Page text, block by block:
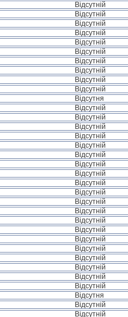
Відсутній
Відсутній
Відсутній
Відсутній
Відсутній
Відсутній
Відсутній
Відсутній
Відсутній
Відсутній
Відсутня
Відсутній
Відсутній
Відсутній
Відсутній
Відсутній
Відсутній
Відсутній
Відсутній
Відсутній
Відсутній
Відсутній
Відсутній
Відсутній
Відсутній
Відсутній
Відсутній
Відсутній
Відсутній
Відсутній
Відсутній
Відсутня
Відсутній
Відсутній